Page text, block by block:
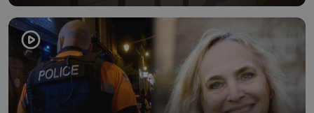
Flèche Wallonne